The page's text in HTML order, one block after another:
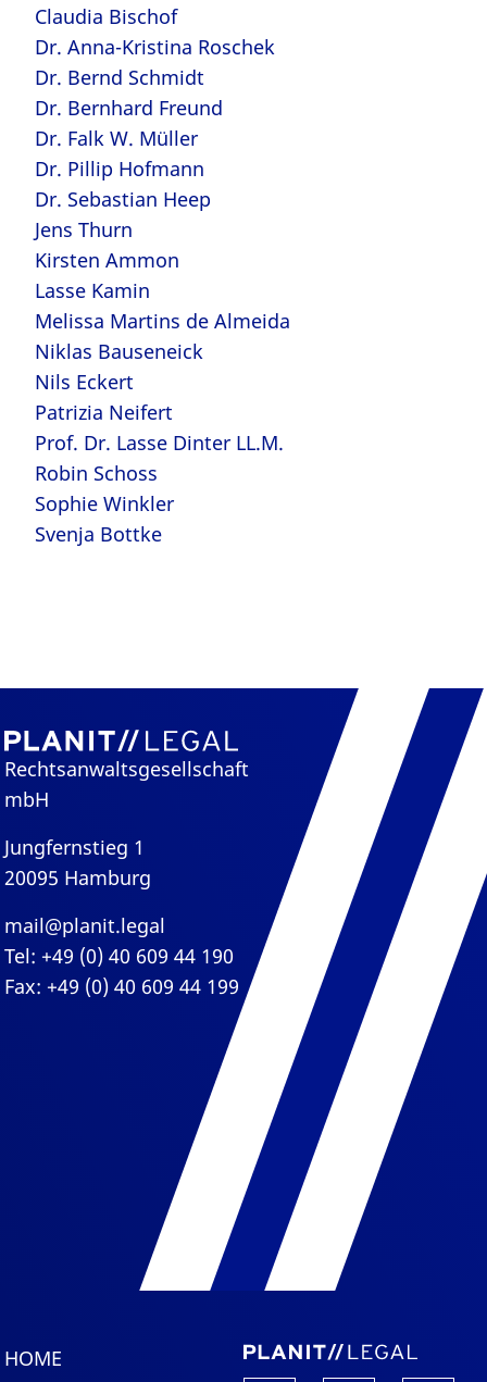
Claudia Bischof
Dr. Anna-Kristina Roschek
Dr. Bernd Schmidt
Dr. Bernhard Freund
Dr. Falk W. Müller
Dr. Pillip Hofmann
Dr. Sebastian Heep
Jens Thurn
Kirsten Ammon
Lasse Kamin
Melissa Martins de Almeida
Niklas Bauseneick
Nils Eckert
Patrizia Neifert
Prof. Dr. Lasse Dinter LL.M.
Robin Schoss
Sophie Winkler
Svenja Bottke
Rechtsanwaltsgesellschaft
mbH
Jungfernstieg 1
20095 Hamburg
mail@planit.legal
Tel: +49 (0) 40 609 44 190
Fax: +49 (0) 40 609 44 199
HOME